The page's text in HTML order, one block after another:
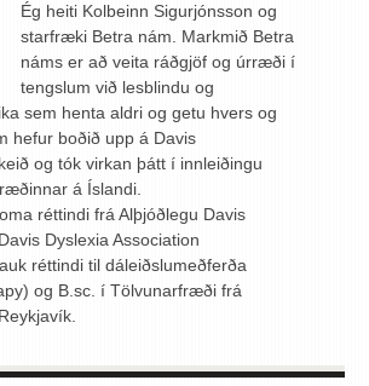
Ég heiti Kolbeinn Sigurjónsson og
starfræki Betra nám. Markmið Betra
náms er að veita ráðgjöf og úrræði í
tengslum við lesblindu og
sem henta aldri og getu hvers og
hefur boðið upp á Davis
og tók virkan þátt í innleiðingu
á Íslandi.
réttindi frá Alþjóðlegu Davis
Dyslexia Association
réttindi til dáleiðslumeðferða
og B.sc. í Tölvunarfræði frá